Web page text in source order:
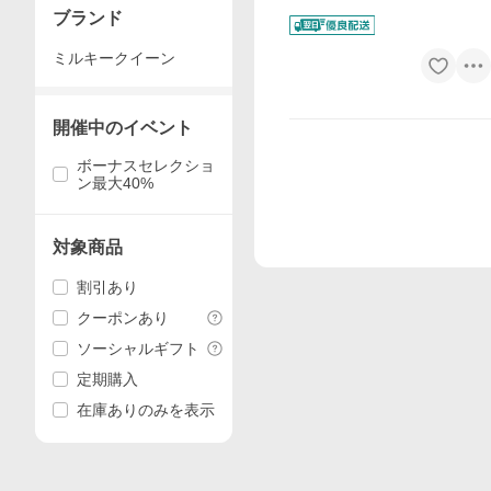
ブランド
ミルキークイーン
開催中のイベント
ボーナスセレクショ
ン最大40%
対象商品
割引あり
クーポンあり
ソーシャルギフト
定期購入
在庫ありのみを表示